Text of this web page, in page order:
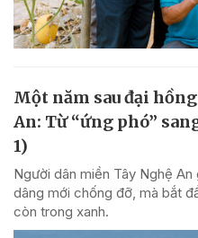
Một năm sau đại
An: Từ “ứng phó”
1)
Người dân miền Tây Nghệ
dâng mới chống đỡ, mà bắt
còn trong xanh.